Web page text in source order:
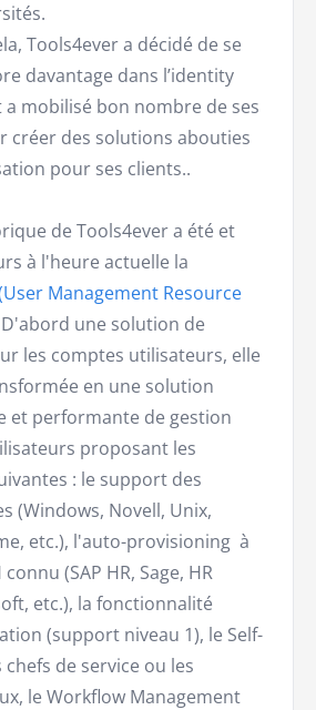
Tools4ever a décidé de se
davantage dans l’identity
mobilisé bon nombre de ses
créer des solutions abouties
pour ses clients..
de Tools4ever a été et
à l'heure actuelle la
Management Resource
une solution de
les comptes utilisateurs, elle
en une solution
et performante de gestion
proposant les
: le support des
(Windows, Novell, Unix,
etc.), l'auto-provisioning à
(SAP HR, Sage, HR
etc.), la fonctionnalité
(support niveau 1), le Self-
de service ou les
le Workflow Management